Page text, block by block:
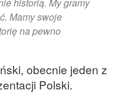
Mamy swoje
na pewno
obecnie jeden z
Polski.